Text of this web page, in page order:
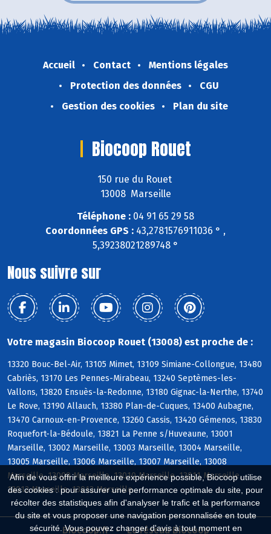
Afin de vous offrir la meilleure expérience possible, Biocoop utilise
des cookies : pour assurer une performance optimale du site, pour
récolter des statistiques afin d'analyser le trafic et la performance
du site et vous proposer une navigation personnalisée en toute
sécurité. Vous pouvez changer d'avis à tout moment en
Accueil Contact
Mentions légales
Protection des données
CGU
Gestion des cookies
Plan du site
Biocoop Rouet
150 rue du Rouet
13008 Marseille
Téléphone : 04 91 65 29 58
Coordonnées GPS : 43,2781576911036 ° ,
5,39238021289748 °
Nous suivre sur
Votre magasin Biocoop Rouet (13008) est proche de :
13320 Bouc-Bel-Air, 13105 Mimet, 13109 Simiane-Collongue, 13480
Cabriès, 13170 Les Pennes-Mirabeau, 13240 Septèmes-les-
Vallons, 13820 Ensuès-la-Redonne, 13180 Gignac-la-Nerthe, 13740
Le Rove, 13190 Allauch, 13380 Plan-de-Cuques, 13400 Aubagne,
13470 Carnoux-en-Provence, 13260 Cassis, 13420 Gémenos, 13830
Roquefort-la-Bédoule, 13821 La Penne s/Huveaune, 13001
Marseille, 13002 Marseille, 13003 Marseille, 13004 Marseille,
13005 Marseille, 13006 Marseille, 13007 Marseille, 13008
Marseille, 13009 Marseille, 13010 Marseille, 13011 Marseille,
13012 Marseille, 13013 Marseille
Biocoop.fr Le réseau Biocoop